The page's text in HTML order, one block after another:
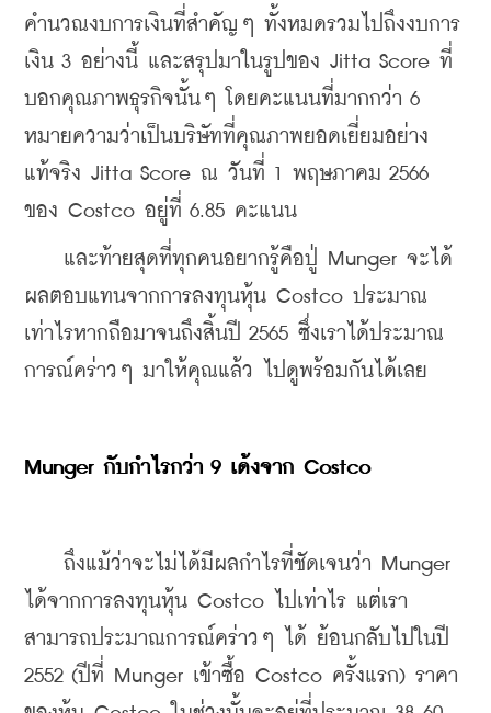
คำนวณงบการเงินที่สำคัญๆ ทั้งหมดรวมไปถึงงบการ
เงิน 3 อย่างนี้ และสรุปมาในรูปของ Jitta Score ที่
บอกคุณภาพธุรกิจนั้นๆ โดยคะแนนที่มากกว่า 6
หมายความว่าเป็นบริษัทที่คุณภาพยอดเยี่ยมอย่าง
แท้จริง Jitta Score ณ วันที่ 1 พฤษภาคม 2566
ของ Costco อยู่ที่ 6.85 คะแนน
และท้ายสุดที่ทุกคนอยากรู้คือปู่ Munger จะได้
ผลตอบแทนจากการลงทุนหุ้น Costco ประมาณ
เท่าไรหากถือมาจนถึงสิ้นปี 2565 ซึ่งเราได้ประมาณ
การณ์คร่าวๆ มาให้คุณแล้ว ไปดูพร้อมกันได้เลย
Munger กับกำไรกว่า 9 เด้งจาก Costco
ถึงแม้ว่าจะไม่ได้มีผลกำไรที่ชัดเจนว่า Munger
ได้จากการลงทุนหุ้น Costco ไปเท่าไร แต่เรา
สามารถประมาณการณ์คร่าวๆ ได้ ย้อนกลับไปในปี
2552 (ปีที่ Munger เข้าซื้อ Costco ครั้งแรก) ราคา